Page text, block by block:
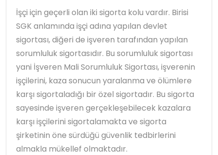
İşçi için geçerli olan iki sigorta kolu vardır. Birisi
SGK anlamında işçi adına yapılan devlet
sigortası, diğeri de işveren tarafından yapılan
sorumluluk sigortasıdır. Bu sorumluluk sigortası
yani İşveren Mali Sorumluluk Sigortası, işverenin
işçilerini, kaza sonucun yaralanma ve ölümlere
karşı sigortaladığı bir özel sigortadır. Bu sigorta
sayesinde işveren gerçekleşebilecek kazalara
karşı işçilerini sigortalamakta ve sigorta
şirketinin öne sürdüğü güvenlik tedbirlerini
almakla mükellef olmaktadır.